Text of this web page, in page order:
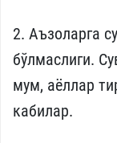
2. Аъзоларга
бўлмаслиги.
мум, аёллар
кабилар.